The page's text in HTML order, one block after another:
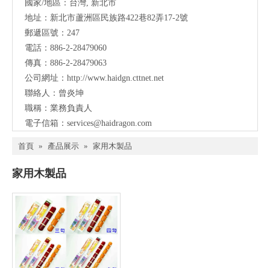
國家/地區：台灣, 新北市
地址： 新北市蘆洲區民族路422巷82弄17-2號
郵遞區號：247
電話：886-2-28479060
傳真：886-2-28479063
公司網址： http://www.haidgn.cttnet.net
聯絡人：曾炎坤
職稱：業務負責人
電子信箱： services@haidragon.com
首頁 » 產品展示 » 家用木製品
家用木製品